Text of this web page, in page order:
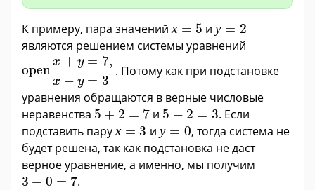
К примеру, пара значенийх = 5 иу = 2
являются решением системы уравнений
open
x + y = 7,
x − y = 3
x+y=7,x- y=3
. Потому как при подстановке
уравнения обращаются в верные числовые
неравенства 5 + 2 = 7
5 + = 7 и 5 − 2 = 3
5 2 = 3
. Если
подставить парух = 3
х=3 иу = 0
у=
, тогда система не
будет решена, так как подстановка не даст
верное уравнение, а именно, мы получим
3 + 0 = 7
3 + = 7
.